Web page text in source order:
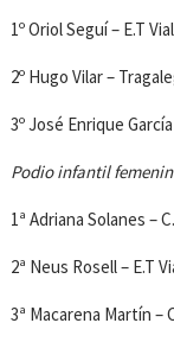
1º Oriol Seguí – E.T
2º Hugo Vilar –
3º José Enrique
Podio infantil
1ª Adriana Solanes –
2ª Neus Rosell – E.T
3ª Macarena Martín –